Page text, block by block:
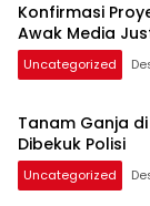
Konfirmasi
Awak Media
Uncategorized
Tanam Ganja
Dibekuk Polisi
Uncategorized